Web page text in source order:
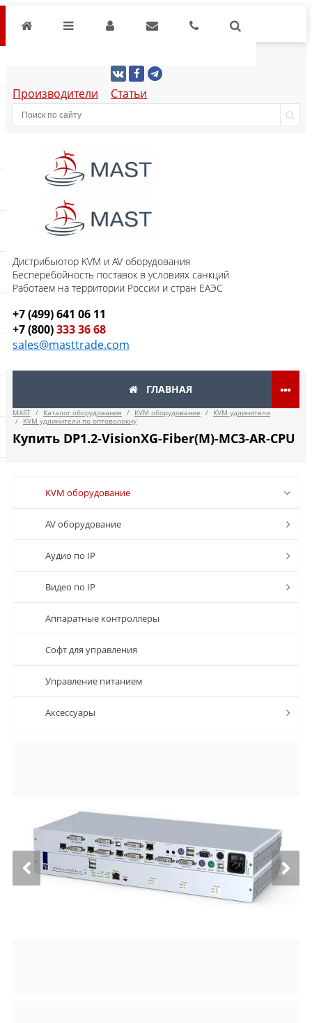
Производители Статьи
Дистрибьютор KVM и AV оборудования
Бесперебойность поставок в условиях санкций
Работаем на территории России и стран ЕАЭС
+7 (499) 641 06 11
+7 (800)333 36 68
sales@masttrade.com
ГЛАВНАЯ
MAST / Каталог оборудования / KVM оборудование /
KVM удлинители
/
KVM удлинители по оптоволокну
Купить DP1.2-VisionXG-Fiber(M)-MC3-AR-CPU
KVM оборудование
AV оборудование
Аудио по IP
Видео по IP
Аппаратные контроллеры
Софт для управления
Управление питанием
Аксессуары